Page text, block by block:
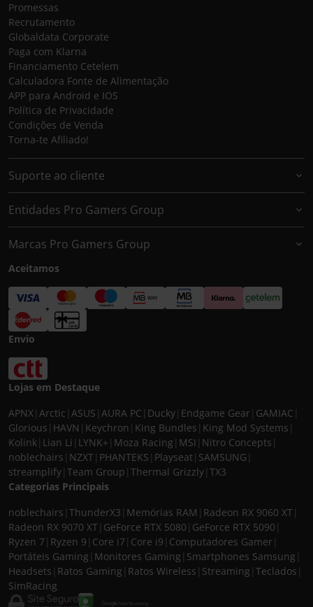
Promessas
Recrutamento
Globaldata Corporate
Paga com Klarna
Financiamento Cetelem
Calculadora Fonte de Alimentação
APP para Android e IOS
Política de Privacidade
Condições de Venda
Torna-te Afiliado!
Suporte ao cliente
Entidades Pro Gamers Group
Marcas Pro Gamers Group
Aceitamos
Envio
Lojas em Destaque
APNX Arctic ASUS AURA PC Ducky Endgame Gear GAMIAC
Glorious HAVN Keychron King Bundles King Mod Systems
Kolink Lian Li LYNK+ Moza Racing MSI Nitro Concepts
noblechairs NZXT PHANTEKS Playseat SAMSUNG
streamplify Team Group Thermal Grizzly TX3
Categorias Principais
noblechairs ThunderX3 Memórias RAM Radeon RX 9060 XT
Radeon RX 9070 XT GeForce RTX 5080 GeForce RTX 5090
Ryzen 7 Ryzen 9 Core i7 Core i9 Computadores Gamer
Portáteis Gaming Monitores Gaming Smartphones Samsung
Headsets Ratos Gaming Ratos Wireless Streaming Teclados
SimRacing